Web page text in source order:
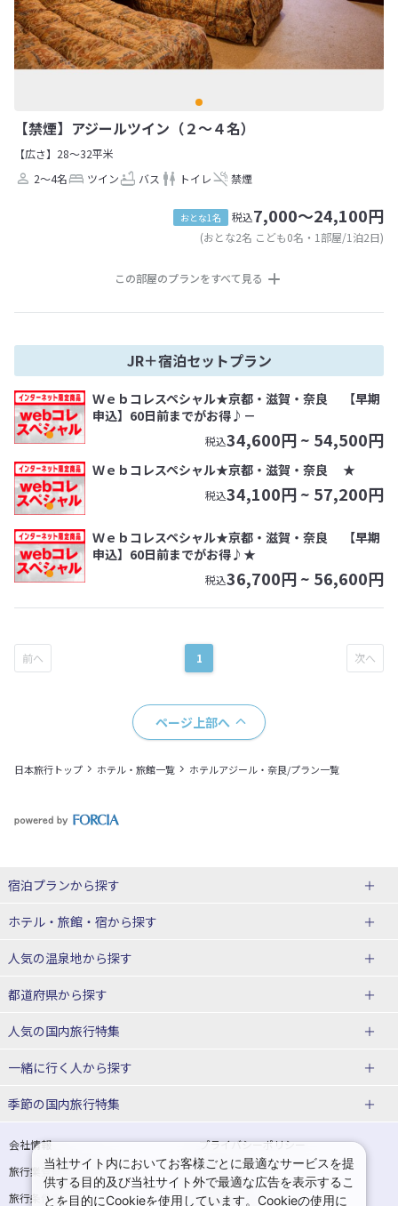
【禁煙】アジールツイン（２～４名）
【広さ】28～32平米
2～4名
ツイン バス トイレ 禁煙
おとな1名 税込7,000～24,100円
(おとな2名 こども0名・1部屋/1泊2日)
この部屋のプランをすべて見る
JR＋宿泊セットプラン
Ｗｅｂコレスペシャル★京都・滋賀・奈良 【早期
申込】60日前までがお得♪－
税込34,600円 ~ 54,500円
Ｗｅｂコレスペシャル★京都・滋賀・奈良 ★
税込34,100円 ~ 57,200円
Ｗｅｂコレスペシャル★京都・滋賀・奈良 【早期
申込】60日前までがお得♪★
税込36,700円 ~ 56,600円
1
ページ上部へ
日本旅行トップ ホテル・旅館一覧 ホテルアジール・奈良/プラン一覧
宿泊プランから探す
北海道
東北
青森県
宮城県
山形県
関東
埼玉県 千葉県
ホテル・旅館・宿から探す
北海道ホテル・旅館
青森県ホテル・旅館
宮城県ホテル・旅館
山形県ホテル・旅館
東京都ホテル・旅館 神奈川県ホテル・旅館
人気の温泉地から探す
北海道
湯の川温泉(北海道)
十勝川温泉(北海道)
洞爺湖温泉(北海道)
層雲峡温泉(北海道)
東北
都道府県から探す
北海道旅行・ツアー
東北
青森旅行・ツアー 岩手旅行・ツアー
宮城旅行・ツアー 秋田旅行・ツアー
人気の国内旅行特集
東京ディズニーリゾート®への旅
ユニバーサル・スタジオ・ジャパ
一緒に行く人から探す
一人旅 国内版
カップル・夫婦旅行 国内版 女子旅 国内版
卒業旅行・学生旅行 国内版
季節の国内旅行特集
桜・お花見特集
ゴールデンウィーク（GW）の国内
旅行
夏休み・お盆の国内旅行 7月の国内旅行
会社情報
プライバシーポリシー
旅行業登録票・約款
規約集
旅行条件書
商標について
当社サイト内においてお客様ごとに最適なサービスを提
供する目的及び当社サイト外で最適な広告を表示するこ
とを目的にCookieを使用しています。Cookieの使用に